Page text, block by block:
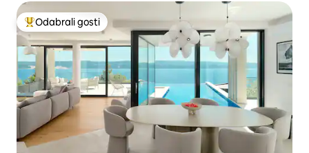
Među najviše rangiranima s oznakom „Odabrali gosti”
Odabrali gosti